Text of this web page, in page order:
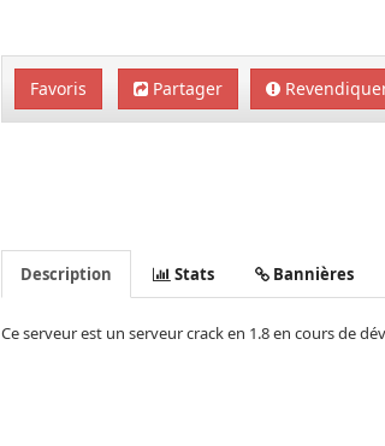
Favoris Partager
Description Stats Bannières
Ce serveur est un serveur crack en 1.8 en cours de